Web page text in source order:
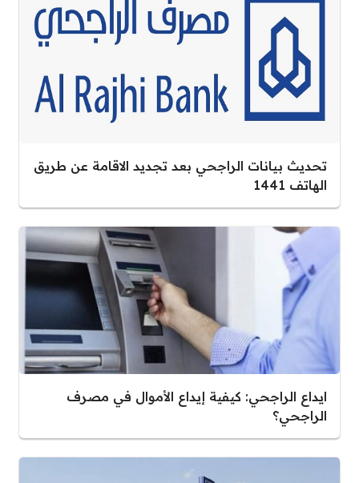
تحديث بيانات الراجحي بعد تجديد الاقامة عن طريق
الهاتف 1441
ايداع الراجحي: كيفية إيداع الأموال في مصرف
الراجحي؟